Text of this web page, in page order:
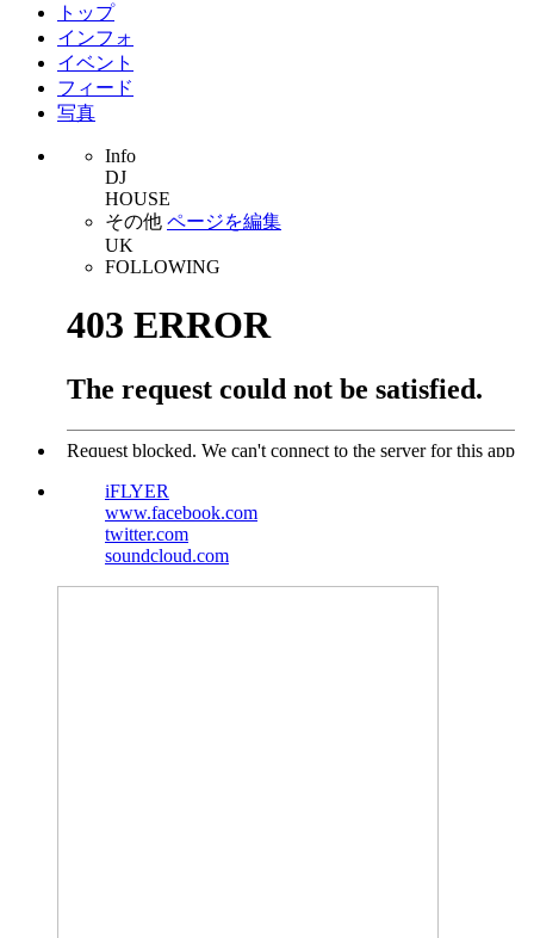
トップ
インフォ
イベント
フィード
写真
Info
DJ
HOUSE
その他 ページを編集
UK
FOLLOWING
iFLYER
www.facebook.com
twitter.com
soundcloud.com